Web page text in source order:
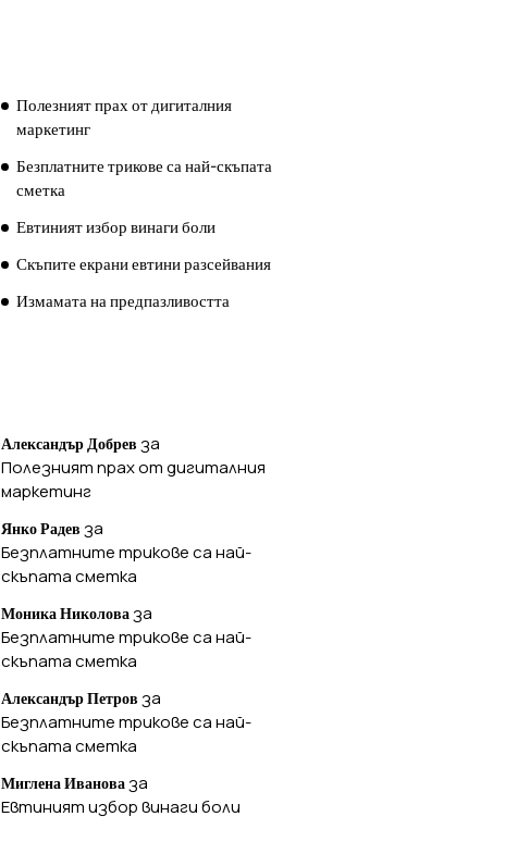
Полезният прах от дигиталния
маркетинг
Безплатните трикове са най-скъпата
сметка
Евтиният избор винаги боли
Скъпите екрани евтини разсейвания
Измамата на предпазливостта
Александър Добрев за
Полезният прах от дигиталния
маркетинг
Янко Радев за
Безплатните трикове са най-
скъпата сметка
Моника Николоваза
Безплатните трикове са най-
скъпата сметка
Александър Петров за
Безплатните трикове са най-
скъпата сметка
Миглена Ивановаза
Евтиният избор винаги боли